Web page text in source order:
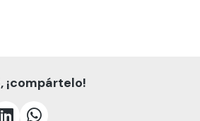
¡compártelo!